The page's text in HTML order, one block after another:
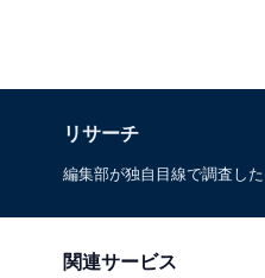
リサーチ
編集部が独自目線で調査し
関連サービス